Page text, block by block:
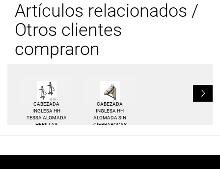
Artículos relacionados /
Otros clientes
compraron
CABEZADA
INGLESA HH
TESSA ALOMADA
HEBILLAS
CABEZADA
INGLESA HH
ALOMADA SIN
CIERRABOCAS
L